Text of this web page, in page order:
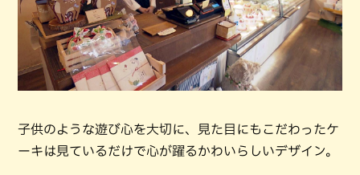
子供のような遊び心を大切に、見た目にもこだわったケ
ーキは見ているだけで心が躍るかわいらしいデザイン。